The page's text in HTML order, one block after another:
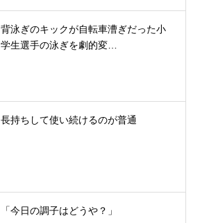
背泳ぎのキックが自転車漕ぎだった小
学生選手の泳ぎを劇的変…
長持ちして使い続けるのが普通
「今日の調子はどうや？」